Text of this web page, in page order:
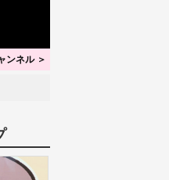
ンネル ＞